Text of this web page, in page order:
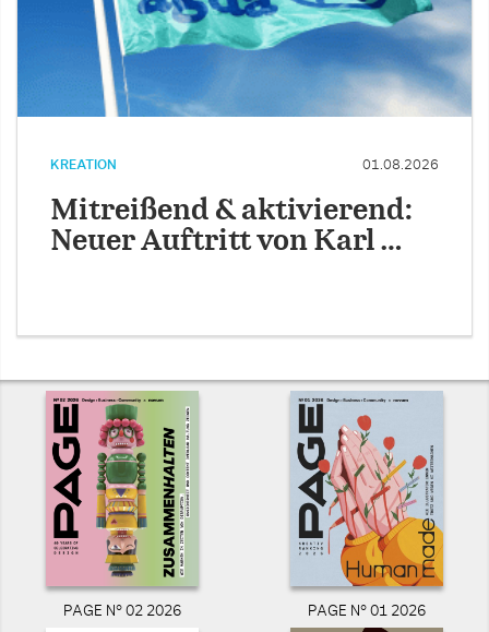
KREATION 01.08.2026
Mitreißend & aktivierend:
Neuer Auftritt von Karl …
PAGE N° 02 2026 PAGE N° 01 2026